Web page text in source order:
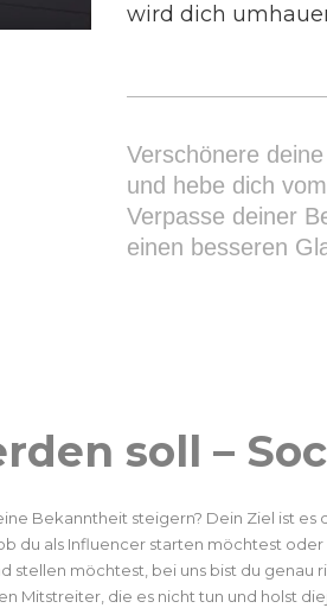
wird dich
Verschönere
und hebe dich
Verpasse deiner
einen besseren
soll –
Bekanntheit steigern? Dein Ziel ist es
du als Influencer starten möchtest
möchtest, bei uns bist du genau
Mitstreiter, die es nicht tun und holst